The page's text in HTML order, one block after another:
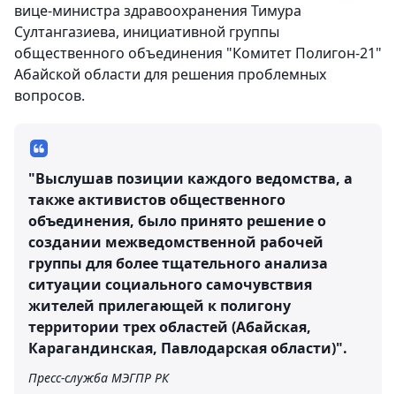
вице-министра здравоохранения Тимура
Султангазиева, инициативной группы
общественного объединения "Комитет Полигон-21"
Абайской области для решения проблемных
вопросов.
"Выслушав позиции каждого ведомства, а
также активистов общественного
объединения, было принято решение о
создании межведомственной рабочей
группы для более тщательного анализа
ситуации социального самочувствия
жителей прилегающей к полигону
территории трех областей (Абайская,
Карагандинская, Павлодарская области)".
Пресс-служба МЭГПР РК